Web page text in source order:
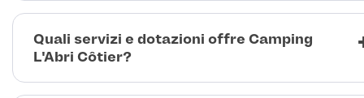
Quali servizi e dotazioni offre Camping
L'Abri Côtier?